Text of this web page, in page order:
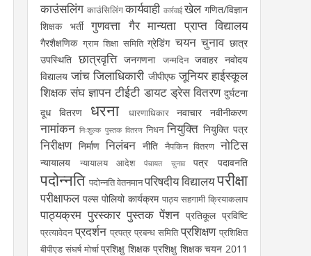
काउंसलिंग काउंसिलिंग कार्यवाही कार्रवाई खेल गणित/विज्ञान
शिक्षक भर्ती
गुणवत्ता गैर मान्यता प्राप्त विद्यालय
गैरशैक्षणिक ग्राम शिक्षा समिति ग्रेडिंग चयन चुनाव छात्र
उपस्थिति छात्रवृत्ति जनगणना जन्मदिन जवाहर नवोदय
विद्यालय जांच जिलाधिकारी जीपीएफ जूनियर हाईस्कूल
शिक्षक संघ ज्ञापन टीईटी डायट ड्रेस वितरण दुर्घटना
दूध वितरण
धरना धारणाधिकार नवाचार नवीनीकरण
नामांकन निःशुल्क पुस्तक वितरण निधन नियुक्ति नियुक्ति पत्र
निरीक्षण निर्माण निलंबन नीति नैपकिन वितरण नोटिस
न्यायालय न्यायालय आदेश पंचायत चुनाव पत्र पदावनति
पदोन्नति पदोन्नति वेतनमानपरिषदीय विद्यालयपरीक्षा
परीक्षाफल पल्स पोलियो कार्यक्रम पाठ्य सहगामी क्रियाकलाप
पाठ्यक्रम पुरस्कार पुस्तक पेंशन प्रतिकूल प्रविष्टि
प्रत्यावेदन प्रदर्शन प्रपत्र प्रबन्ध समिति प्रशिक्षण प्रशिक्षित
बीपीएड संघर्ष मोर्चा प्रशिक्षु शिक्षक प्रशिक्षु शिक्षक चयन 2011